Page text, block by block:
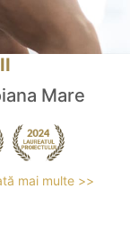
Mare
mai multe >>